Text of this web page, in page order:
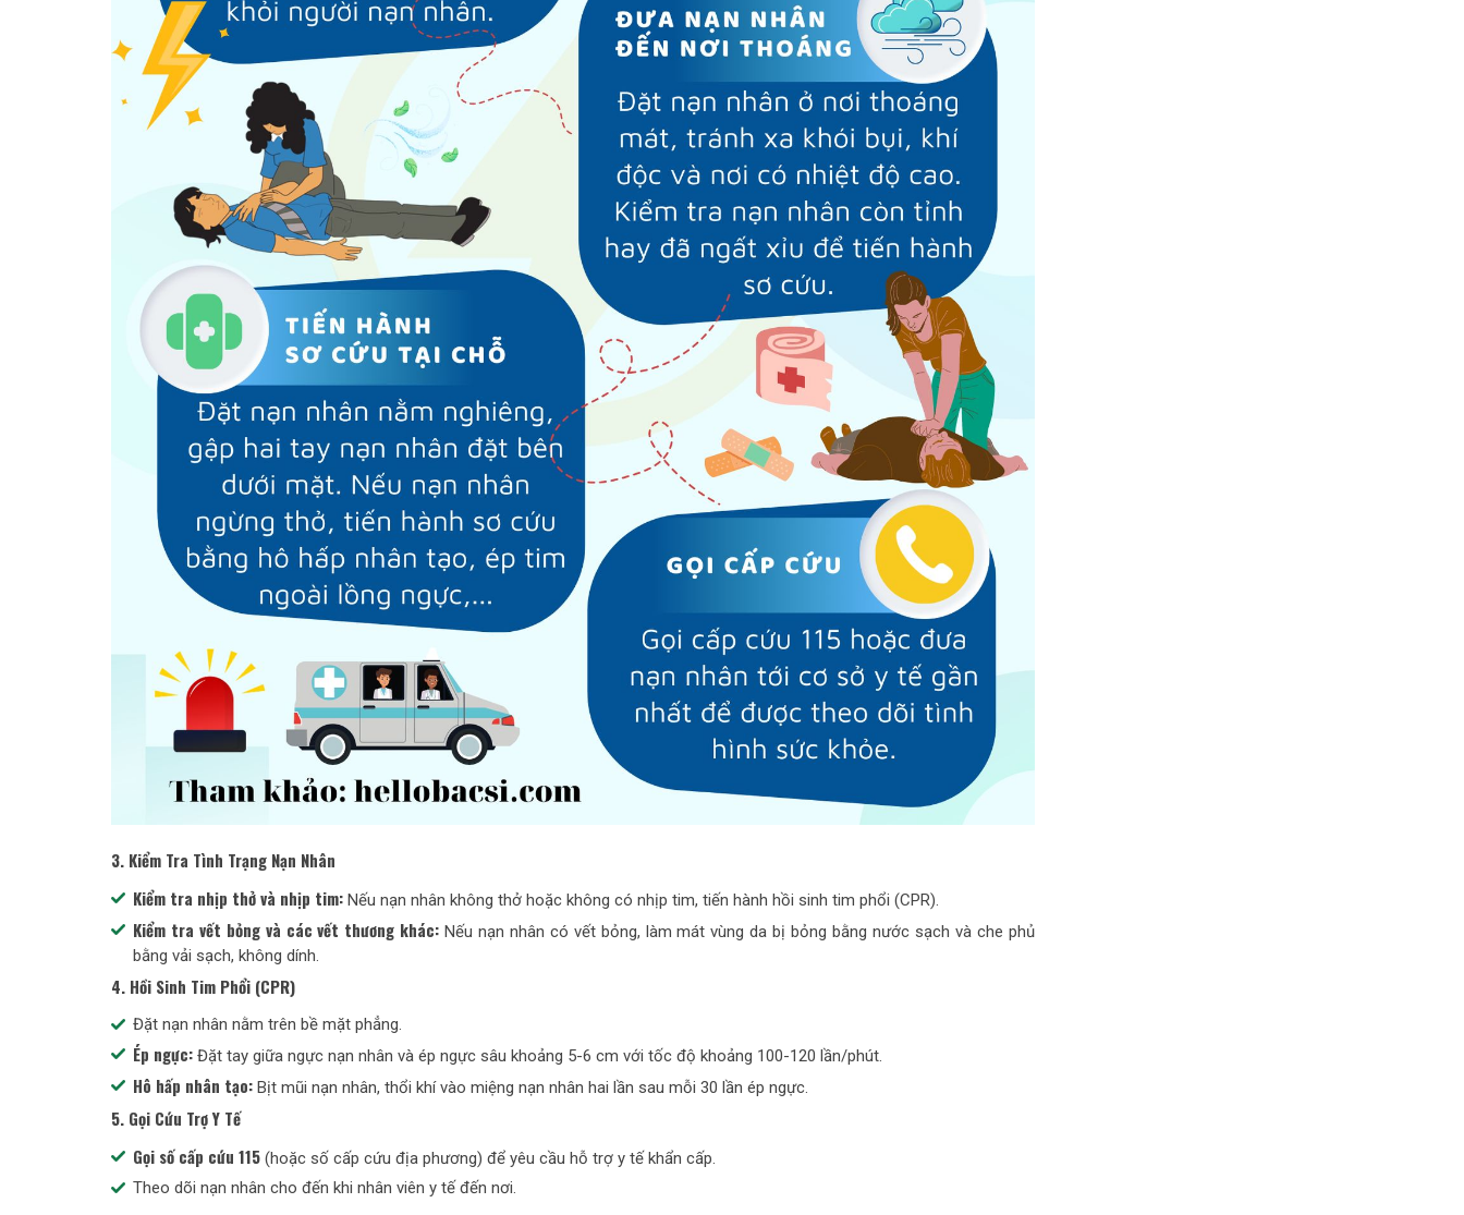
3. Kiểm Tra Tình Trạng Nạn Nhân
Kiểm tra nhịp thở và nhịp tim: Nếu nạn nhân không thở hoặc không có nhịp tim, tiến hành hồi sinh tim phổi (CPR).
Kiểm tra vết bỏng và các vết thương khác:Nếu nạn nhân có vết bỏng, làm mát vùng da bị bỏng bằng nước sạch và che phủ
bằng vải sạch, không dính.
4. Hồi Sinh Tim Phổi (CPR)
Đặt nạn nhân nằm trên bề mặt phẳng.
Ép ngực: Đặt tay giữa ngực nạn nhân và ép ngực sâu khoảng 5-6 cm với tốc độ khoảng 100-120 lần/phút.
Hô hấp nhân tạo: Bịt mũi nạn nhân, thổi khí vào miệng nạn nhân hai lần sau mỗi 30 lần ép ngực.
5. Gọi Cứu Trợ Y Tế
Gọi số cấp cứu 115 (hoặc số cấp cứu địa phương) để yêu cầu hỗ trợ y tế khẩn cấp.
Theo dõi nạn nhân cho đến khi nhân viên y tế đến nơi.